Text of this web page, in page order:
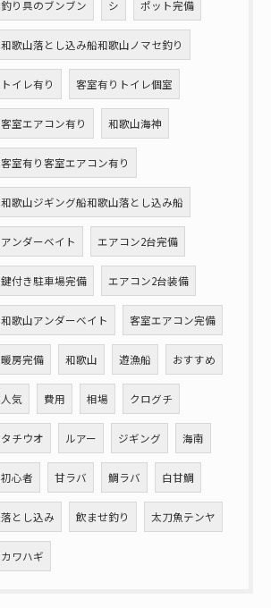
釣り具のブンブン シ ポット完備
和歌山落とし込み船和歌山ノマセ釣り
トイレ有り 客室有りトイレ個室
客室エアコン有り 和歌山海神
客室有り客室エアコン有り
和歌山ジギング船和歌山落とし込み船
アンダーベイト エアコン2台完備
鍵付き駐車場完備 エアコン2台装備
和歌山アンダーベイト 客室エアコン完備
暖房完備 和歌山 遊漁船 おすすめ
人気 費用 相場 クログチ
タチウオ ルアー ジギング 海南
初心者 甘ラバ 鯛ラバ 白甘鯛
落とし込み 飲ませ釣り 太刀魚テンヤ
カワハギ